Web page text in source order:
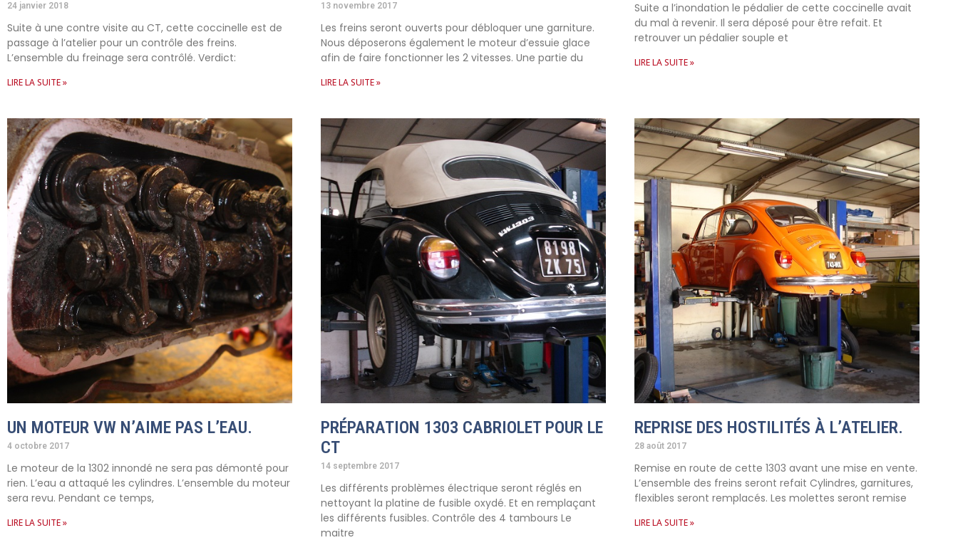
24 janvier 2018
Suite à une contre visite au CT, cette coccinelle est de
passage à l’atelier pour un contrôle des freins.
L’ensemble du freinage sera contrôlé. Verdict:
LIRE LA SUITE »
13 novembre 2017
Les freins seront ouverts pour débloquer une garniture.
Nous déposerons également le moteur d’essuie glace
afin de faire fonctionner les 2 vitesses. Une partie du
LIRE LA SUITE »
Suite a l’inondation le pédalier de cette coccinelle avait
du mal à revenir. Il sera déposé pour être refait. Et
retrouver un pédalier souple et
LIRE LA SUITE »
UN MOTEUR VW N’AIME PAS L’EAU.
4 octobre 2017
Le moteur de la 1302 innondé ne sera pas démonté pour
rien. L’eau a attaqué les cylindres. L’ensemble du moteur
sera revu. Pendant ce temps,
LIRE LA SUITE »
PRÉPARATION 1303 CABRIOLET POUR LE
CT
14 septembre 2017
Les différents problèmes électrique seront réglés en
nettoyant la platine de fusible oxydé. Et en remplaçant
les différents fusibles. Contrôle des 4 tambours Le
maitre
REPRISE DES HOSTILITÉS À L’ATELIER.
28 août 2017
Remise en route de cette 1303 avant une mise en vente.
L’ensemble des freins seront refait Cylindres, garnitures,
flexibles seront remplacés. Les molettes seront remise
LIRE LA SUITE »